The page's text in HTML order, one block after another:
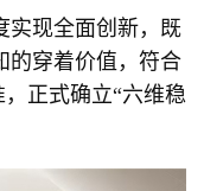
实现全面创新，既
的穿着价值，符合
正式确立“六维稳